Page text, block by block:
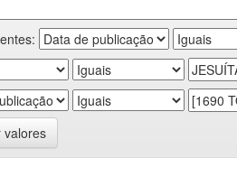
valores